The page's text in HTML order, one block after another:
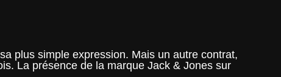
plus simple expression. Mais un autre contrat,
La présence de la marque Jack & Jones sur